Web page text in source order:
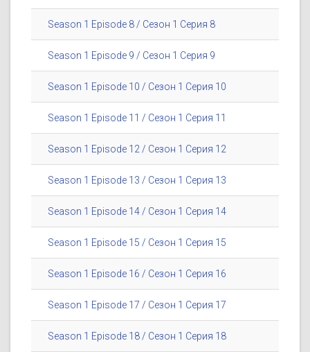
Season 1 Episode 8 / Сезон 1 Серия 8
Season 1 Episode 9 / Сезон 1 Серия 9
Season 1 Episode 10 / Сезон 1 Серия 10
Season 1 Episode 11 / Сезон 1 Серия 11
Season 1 Episode 12 / Сезон 1 Серия 12
Season 1 Episode 13 / Сезон 1 Серия 13
Season 1 Episode 14 / Сезон 1 Серия 14
Season 1 Episode 15 / Сезон 1 Серия 15
Season 1 Episode 16 / Сезон 1 Серия 16
Season 1 Episode 17 / Сезон 1 Серия 17
Season 1 Episode 18 / Сезон 1 Серия 18